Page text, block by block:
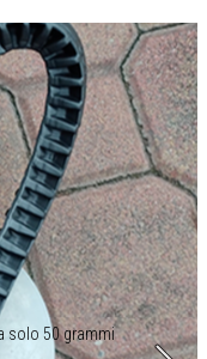
solo 50 grammi